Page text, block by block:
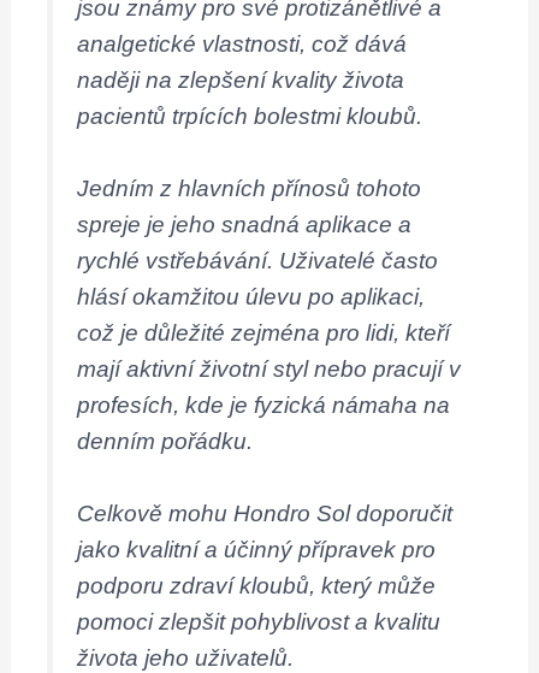
jsou známy pro své protizánětlivé a
analgetické vlastnosti, což dává
naději na zlepšení kvality života
pacientů trpících bolestmi kloubů.
Jedním z hlavních přínosů tohoto
spreje je jeho snadná aplikace a
rychlé vstřebávání. Uživatelé často
hlásí okamžitou úlevu po aplikaci,
což je důležité zejména pro lidi, kteří
mají aktivní životní styl nebo pracují v
profesích, kde je fyzická námaha na
denním pořádku.
Celkově mohu Hondro Sol doporučit
jako kvalitní a účinný přípravek pro
podporu zdraví kloubů, který může
pomoci zlepšit pohyblivost a kvalitu
života jeho uživatelů.